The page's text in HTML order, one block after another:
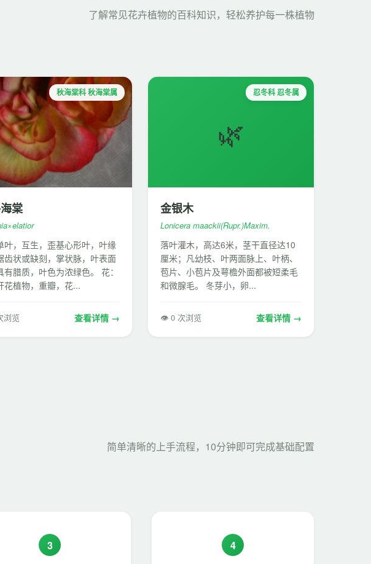
了解常见花卉植物的百科知识，轻松养护每一株植物
秋海棠科 秋海棠属
棠
叶，互生，歪基心形叶，叶缘
齿状或缺刻，掌状脉，叶表面
有腊质，叶色为浓绿色。 花：
花植物，重瓣，花...
览 查看详情 →
🌿
忍冬科 忍冬属
金银木
Lonicera maackii(Rupr.)Maxim.
落叶灌木，高达6米，茎干直径达10
厘米；凡幼枝、叶两面脉上、叶柄、
苞片、小苞片及萼檐外面都被短柔毛
和微腺毛。 冬芽小，卵...
👁 0 次浏览 查看详情 →
简单清晰的上手流程，10分钟即可完成基础配置
3 4